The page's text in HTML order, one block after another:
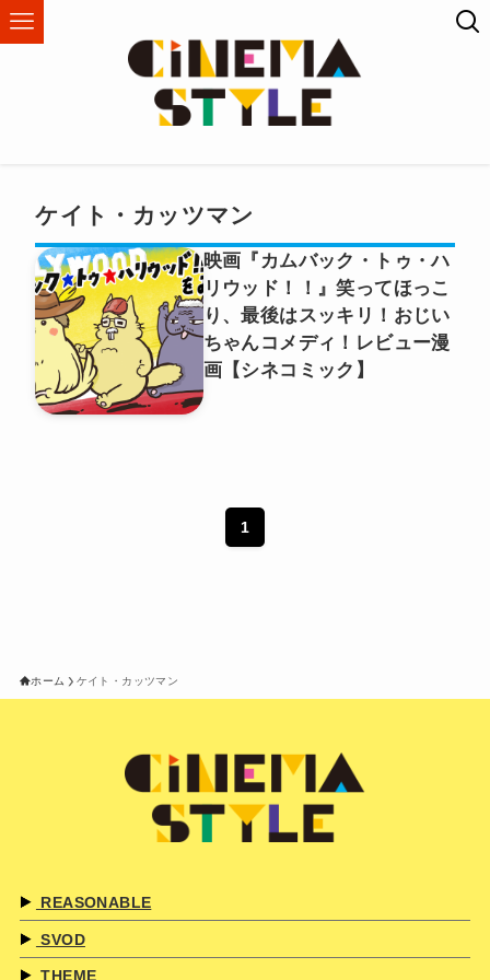
ケイト・カッツマン
映画『カムバック・トゥ・ハ
リウッド！！』笑ってほっこ
り、最後はスッキリ！おじい
ちゃんコメディ！レビュー漫
画【シネコミック】
1
ホーム ケイト・カッツマン
REASONABLE
SVOD
THEME